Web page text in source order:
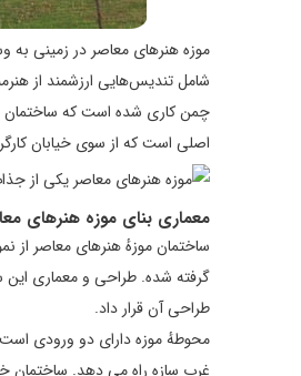
موزه هنرهای معاصر در زمینی
شامل تندیس‌هایی ارزشمند از
چمن‌ کاری‌ شده است که ساختمان
اصلی است که از سوی خیابان
معماری بنای موزه هنرهای
ساختمان موزهٔ هنرهای معاصر از
گرفته شده. طراحی و معماری این
طراحی آن قرار داد.
محوطهٔ موزه دارای دو ورودی
غرب سازه راه می‌ دهد. ساختمان